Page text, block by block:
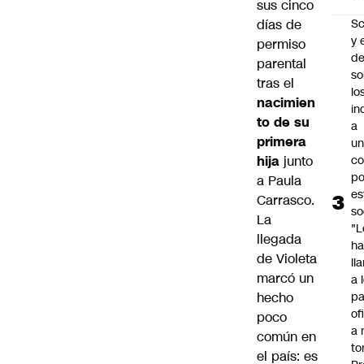
sus cinco
días de
permiso
parental
tras el
nacimien
to de su
primera
hija junto
a Paula
Carrasco.
La
llegada
de Violeta
marcó un
hecho
poco
común en
el país: es
y
a
a
a